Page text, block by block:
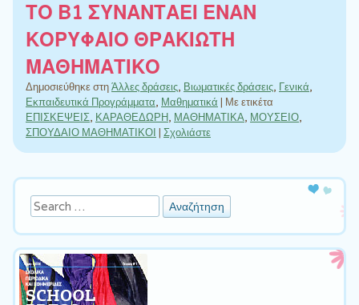
ΤΟ Β1 ΣΥΝΑΝΤΑΕΙ ΕΝΑΝ
ΚΟΡΥΦΑΙΟ ΘΡΑΚΙΩΤΗ
ΜΑΘΗΜΑΤΙΚΟ
Δημοσιεύθηκε στηΆλλες δράσεις, Βιωματικές δράσεις, Γενικά,
Εκπαιδευτικά Προγράμματα, Μαθηματικά | Με ετικέτα
ΕΠΙΣΚΕΨΕΙΣ, ΚΑΡΑΘΕΔΩΡΗ, ΜΑΘΗΜΑΤΙΚΑ, ΜΟΥΣΕΙΟ,
ΣΠΟΥΔΑΙΟ ΜΑΘΗΜΑΤΙΚΟΙ | Σχολιάστε
Πλοήγηση άρθρων
Αναζήτηση